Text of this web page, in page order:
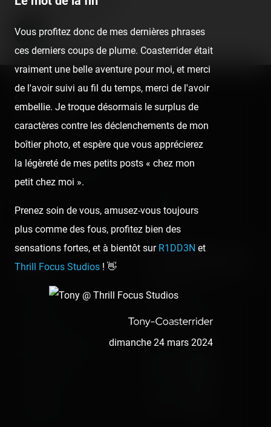
Fun experiences sharing
from roller coasters, theme
parks, fairgrounds and
entertainment enthusiasts.
Home
Posts
Instant pictures
About
The Coasterrider Team Newsletter
Vous profitez donc de mes dernières phrases
ces derniers coups de plume. Coasterrider était
vraiment une belle aventure pour moi, et merci
de l'avoir suivi au fil du temps, merci de l'avoir
embellie. Je troque désormais le surplus de
caractères contre les déclenchements de mon
boîtier photo, et espère que vous apprécierez
la légèreté de mes petits posts « chez mon
petit chez moi ».
Prenez soin de vous, amusez-vous toujours
plus comme des fous, profitez bien des
sensations fortes, et à bientôt sur R1DD3N et
Thrill Focus Studios ! 👋
dimanche 24 mars 2024